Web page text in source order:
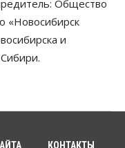
Общество
«Новосибирск
и
КОНТАКТЫ